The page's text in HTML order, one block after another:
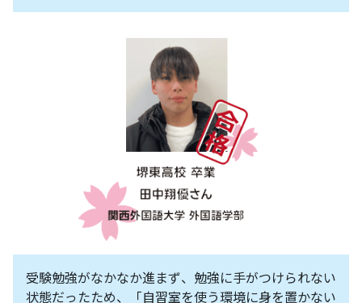
受験勉強がなかなか進まず、勉強に手がつけられない
状態だったため、「自習室を使う環境に身を置かない